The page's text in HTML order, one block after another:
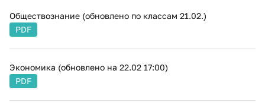
Обществознание​ (обновлено по классам 21.02.)
PDF
Экономика (обновлено на 22.02 17:00)
PDF